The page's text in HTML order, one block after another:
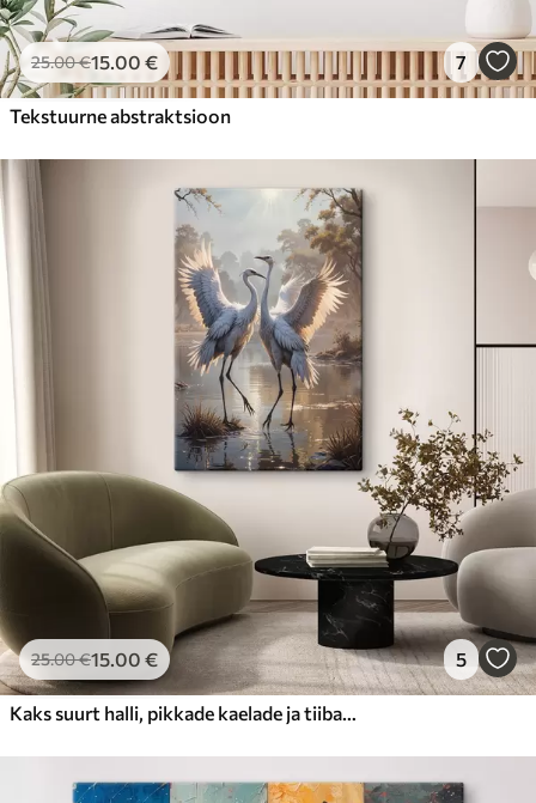
25.00€15.00 € 7
Tekstuurne abstraktsioon
25.00€15.00 € 5
Kaks suurt halli, pikkade kaelade ja tiibadega kraanat, mis seisavad puudest ümbritsetud udujärves